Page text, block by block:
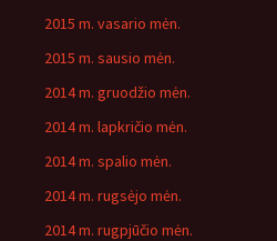
2015 m. vasario mėn.
2015 m. sausio mėn.
2014 m. gruodžio mėn.
2014 m. lapkričio mėn.
2014 m. spalio mėn.
2014 m. rugsėjo mėn.
2014 m. rugpjūčio mėn.